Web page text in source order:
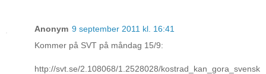
Anonym 9 september 2011 kl. 16:41
Kommer på SVT på måndag 15/9:
http://svt.se/2.108068/1.2528028/kostrad_kan_gora_svensk